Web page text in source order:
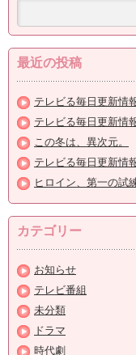
最近の投稿
テレビる毎日更新情
テレビる毎日更新情
この冬は、異次元。
テレビる毎日更新情
ヒロイン、第一の試
カテゴリー
お知らせ
テレビ番組
未分類
ドラマ
時代劇